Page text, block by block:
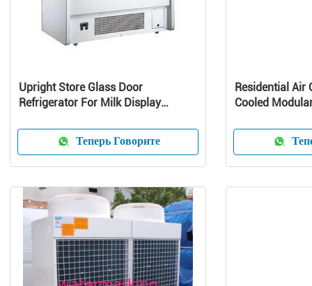
Upright Store Glass Door
Refrigerator For Milk Display
Теперь Говорите
Residential Air
Cooled